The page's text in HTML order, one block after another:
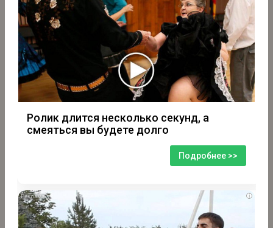
Ролик длится несколько секунд, а
смеяться вы будете долго
Подробнее >>
i